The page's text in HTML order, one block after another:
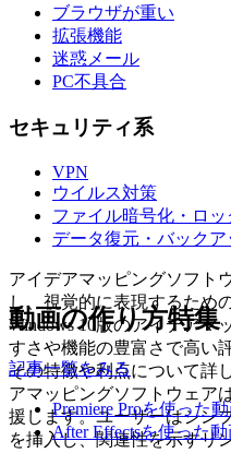
ブラウザが重い
拡張機能
迷惑メール
PC不具合
セキュリティ系
VPN
ウイルス対策
ファイル暗号化・ロッ
データ復元・バックア
アイデアマッピングソフト
し、視覚的に表現するため
Windows 10版のアイデアマ
すさや機能の豊富さで高い
その特徴や利点について詳
アマッピングソフトウェア
援します。ユーザーはシン
を挿入し、関連性を示すリ
動画の作り方特集
記事一覧をみる
Premiere Proを使った
After Effectsを使った